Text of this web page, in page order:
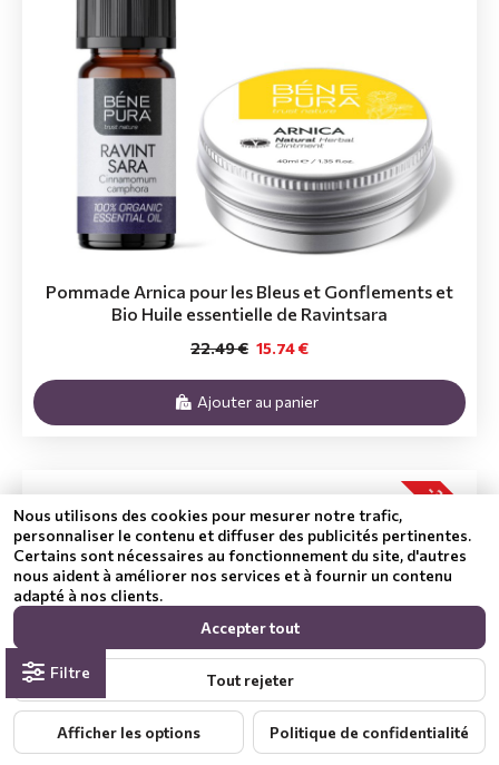
Filtre
Pommade Arnica pour les Bleus et Gonflements et
Bio Huile essentielle de Ravintsara
15.74 €
22.49 €
Ajouter au panier
-30 %
Nous utilisons des cookies pour mesurer notre trafic,
personnaliser le contenu et diffuser des publicités pertinentes.
Certains sont nécessaires au fonctionnement du site, d'autres
nous aident à améliorer nos services et à fournir un contenu
adapté à nos clients.
Accepter tout
Tout rejeter
Afficher les options Politique de confidentialité